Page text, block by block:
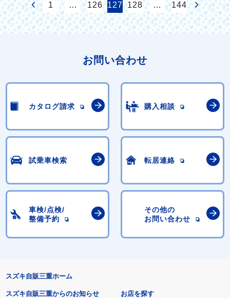
1 … 126 127 128 … 144
お問い合わせ
カタログ請求 購入相談
試乗車検索 転居連絡
車検/点検/
整備予約
その他の
お問い合わせ
スズキ自販三重ホーム
スズキ自販三重からのお知らせ お店を探す